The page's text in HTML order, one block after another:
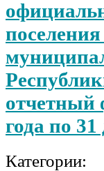
отчетный
года по 31
Категории: